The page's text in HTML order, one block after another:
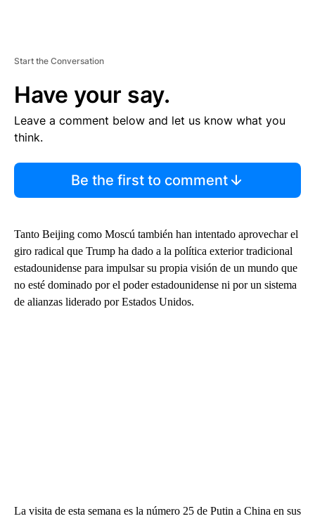
Start the Conversation
Have your say.
Leave a comment below and let us know what you
think.
Be the first to comment
Tanto Beijing como Moscú también han intentado aprovechar el
giro radical que Trump ha dado a la política exterior tradicional
estadounidense para impulsar su propia visión de un mundo que
no esté dominado por el poder estadounidense ni por un sistema
de alianzas liderado por Estados Unidos.
La visita de esta semana es la número 25 de Putin a China en sus